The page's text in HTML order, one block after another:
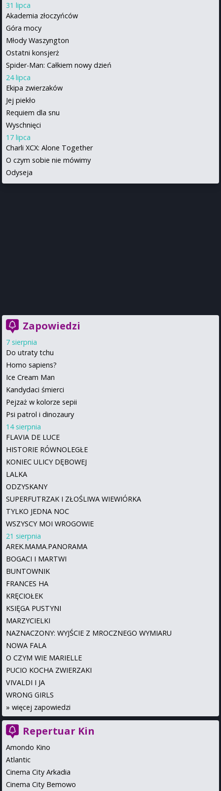
31 lipca
Akademia złoczyńców
Góra mocy
Młody Waszyngton
Ostatni konsjerż
Spider-Man: Całkiem nowy dzień
24 lipca
Ekipa zwierzaków
Jej piekło
Requiem dla snu
Wyschnięci
17 lipca
Charli XCX: Alone Together
O czym sobie nie mówimy
Odyseja
Zapowiedzi
7 sierpnia
Do utraty tchu
Homo sapiens?
Ice Cream Man
Kandydaci śmierci
Pejzaż w kolorze sepii
Psi patrol i dinozaury
14 sierpnia
FLAVIA DE LUCE
HISTORIE RÓWNOLEGŁE
KONIEC ULICY DĘBOWEJ
LALKA
ODZYSKANY
SUPERFUTRZAK I ZŁOŚLIWA WIEWIÓRKA
TYLKO JEDNA NOC
WSZYSCY MOI WROGOWIE
21 sierpnia
AREK.MAMA.PANORAMA
BOGACI I MARTWI
BUNTOWNIK
FRANCES HA
KRĘCIOŁEK
KSIĘGA PUSTYNI
MARZYCIELKI
NAZNACZONY: WYJŚCIE Z MROCZNEGO WYMIARU
NOWA FALA
O CZYM WIE MARIELLE
PUCIO KOCHA ZWIERZAKI
VIVALDI I JA
WRONG GIRLS
» więcej zapowiedzi
Repertuar Kin
Amondo Kino
Atlantic
Cinema City Arkadia
Cinema City Bemowo